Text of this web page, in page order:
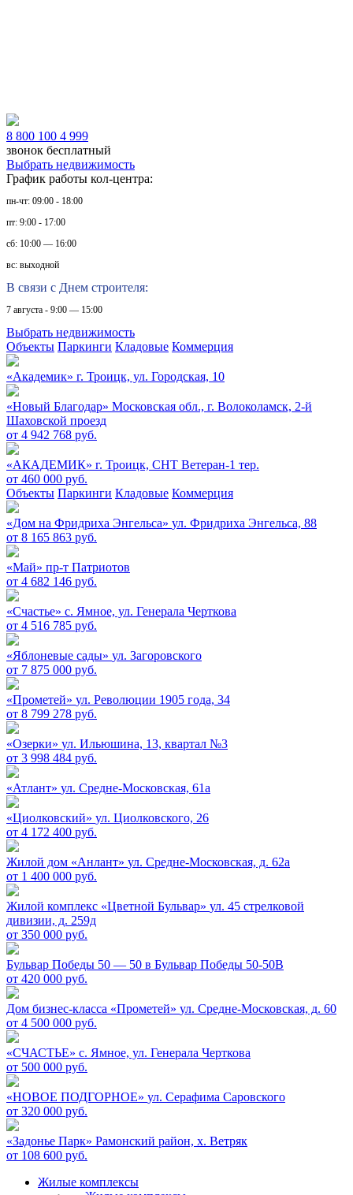
8 800 100 4 999
звонок бесплатный
Выбрать недвижимость
График работы кол-центра:
пн-чт: 09:00 - 18:00
пт: 9:00 - 17:00
сб: 10:00 — 16:00
вс: выходной
В связи с Днем строителя:
7 августа - 9:00 — 15:00
Выбрать недвижимость
Объекты Паркинги Кладовые Коммерция
«Академик» г. Троицк, ул. Городская, 10
«Новый Благодар» Московская обл., г. Волоколамск, 2-й
Шаховской проезд
от 4 942 768 руб.
«АКАДЕМИК» г. Троицк, СНТ Ветеран-1 тер.
от 460 000 руб.
Объекты Паркинги Кладовые Коммерция
«Дом на Фридриха Энгельса» ул. Фридриха Энгельса, 88
от 8 165 863 руб.
«Май» пр-т Патриотов
от 4 682 146 руб.
«Счастье» c. Ямное, ул. Генерала Черткова
от 4 516 785 руб.
«Яблоневые сады» ул. Загоровского
от 7 875 000 руб.
«Прометей» ул. Революции 1905 года, 34
от 8 799 278 руб.
«Озерки» ул. Ильюшина, 13, квартал №3
от 3 998 484 руб.
«Атлант» ул. Средне-Московская, 61а
«Циолковский» ул. Циолковского, 26
от 4 172 400 руб.
Жилой дом «Анлант» ул. Средне-Московская, д. 62а
от 1 400 000 руб.
Жилой комплекс «Цветной Бульвар» ул. 45 стрелковой
дивизии, д. 259д
от 350 000 руб.
Бульвар Победы 50 — 50 в Бульвар Победы 50-50В
от 420 000 руб.
Дом бизнес-класса «Прометей» ул. Средне-Московская, д. 60
от 4 500 000 руб.
«СЧАСТЬЕ» c. Ямное, ул. Генерала Черткова
от 500 000 руб.
«НОВОЕ ПОДГОРНОЕ» ул. Серафима Саровского
от 320 000 руб.
«Задонье Парк» Рамонский район, х. Ветряк
от 108 600 руб.
Жилые комплексы